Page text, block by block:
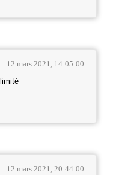
12 mars 2021, 14:05:00
12 mars 2021, 20:44:00